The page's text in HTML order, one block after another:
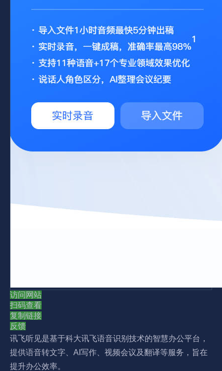
访问网站
扫码查看
复制链接
反馈
讯飞听见是基于科大讯飞语音识别技术的智慧办公平台，
提供语音转文字、AI写作、视频会议及翻译等服务，旨在
提升办公效率。